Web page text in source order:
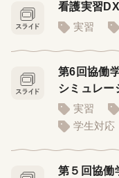
看護実習
実習
第6回協働
シミュレー
実習
学生対応
第５回協働